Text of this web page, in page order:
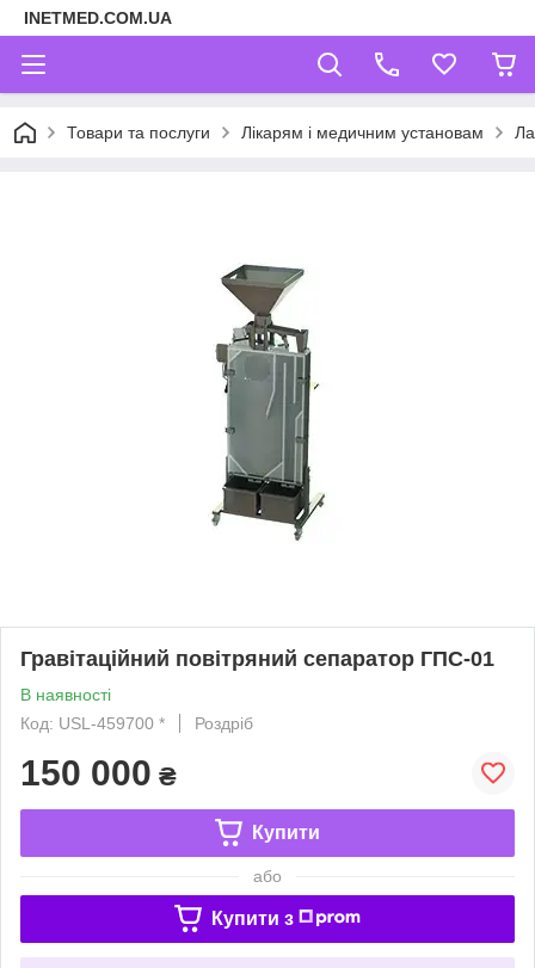
INETMED.COM.UA
Товари та послуги Лікарям і медичним установам
Гравітаційний повітряний сепаратор ГПС-01
В наявності
Код: USL-459700 *
Роздріб
150 000 ₴
Купити
або
Купити з